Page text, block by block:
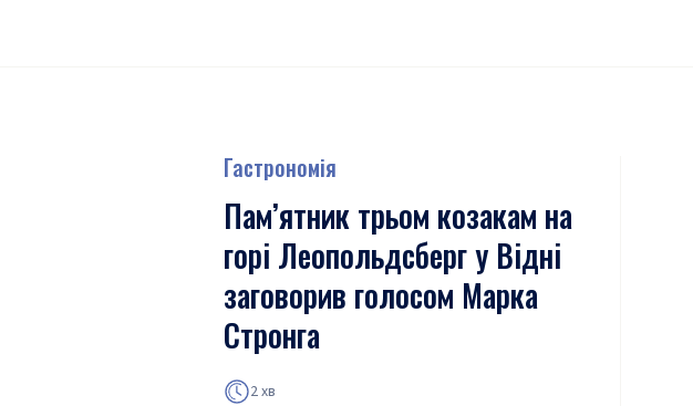
Гастрономія
Пам’ятник трьом козакам на
горі Леопольдсберг у Відні
заговорив голосом Марка
Стронга
2 хв